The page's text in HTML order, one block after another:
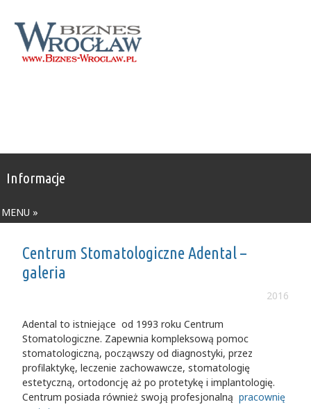
Informacje
MENU »
Centrum Stomatologiczne Adental –
galeria
2016
Adental to istniejące od 1993 roku Centrum
Stomatologiczne. Zapewnia kompleksową pomoc
stomatologiczną, począwszy od diagnostyki, przez
profilaktykę, leczenie zachowawcze, stomatologię
estetyczną, ortodoncję aż po protetykę i implantologię.
Centrum posiada również swoją profesjonalną pracownię